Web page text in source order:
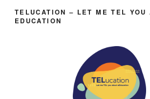
TELUCATION – LET ME TEL YOU
EDUCATION